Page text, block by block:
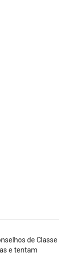
de Classe
e tentam